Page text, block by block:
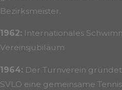
Bezirksmeister.
1962: Internationales
Vereinsjubiläum
1964: Der Turnverein
SVLO eine gemeinsame